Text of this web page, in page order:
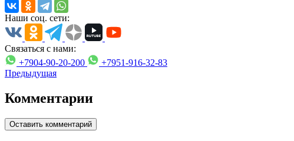
Наши соц. сети:
Связаться с нами:
+7904-90-20-200
+7951-916-32-83
Предыдущая
Комментарии
Оставить комментарий